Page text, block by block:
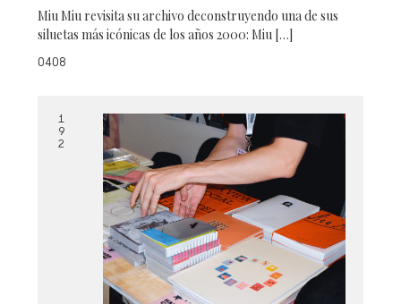
Miu Miu revisita su archivo deconstruyendo una de sus
siluetas más icónicas de los años 2000: Miu […]
0408
1
9
2